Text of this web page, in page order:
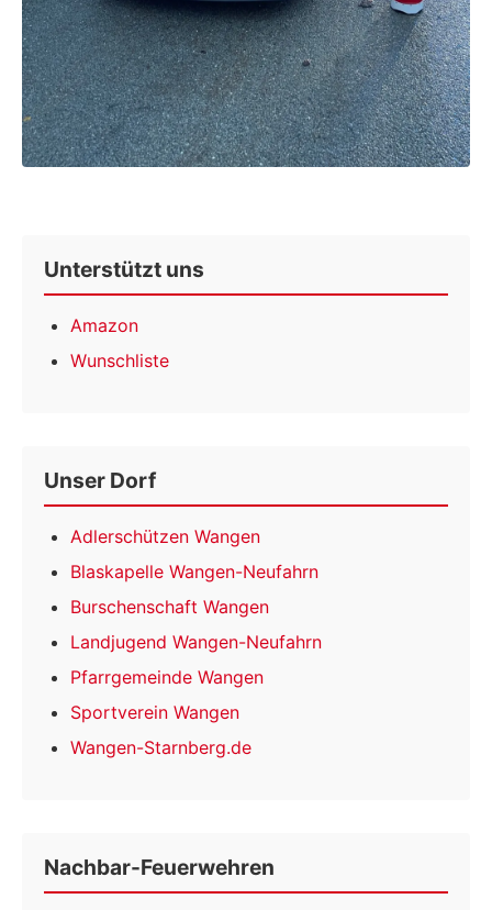
Unterstützt uns
Amazon
Wunschliste
Unser Dorf
Adlerschützen Wangen
Blaskapelle Wangen-Neufahrn
Burschenschaft Wangen
Landjugend Wangen-Neufahrn
Pfarrgemeinde Wangen
Sportverein Wangen
Wangen-Starnberg.de
Nachbar-Feuerwehren